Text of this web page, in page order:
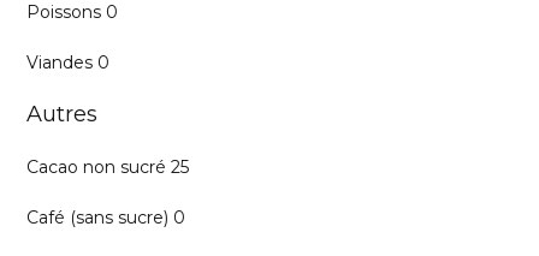
Poissons 0
Viandes 0
Autres
Cacao non sucré 25
Café (sans sucre) 0